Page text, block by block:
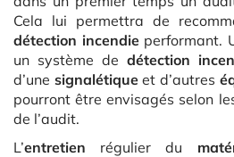
Cela lui permettra de
détection incendie performant.
un système de détection
d’une signalétiqueet d’autres
pourront être envisagés selon
de l’audit.
L’entretien régulier du